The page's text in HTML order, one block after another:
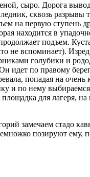
сыро. Дорога
сквозь разрывы
на первую ступень
находится в
подъем.
не вспоминает).
голубики и
идет по правому
попадая на
и по нему
для лагеря,
замечаем стадо
позируют ему,